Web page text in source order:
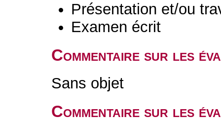
Présentation et/ou
Examen écrit
Commentaire sur les
Sans objet
Commentaire sur les